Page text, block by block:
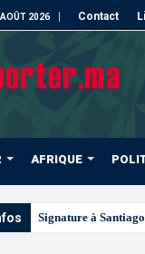
2026 Contact
AFRIQUE
Signature à